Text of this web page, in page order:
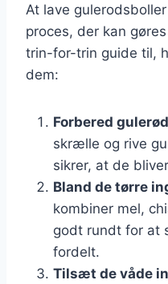
At lave
proces, der kan
trin-for-trin guide til,
dem:
Forbered
skrælle og rive
sikrer, at de
Bland de tørre
kombiner mel,
godt rundt for at
fordelt.
Tilsæt de våde